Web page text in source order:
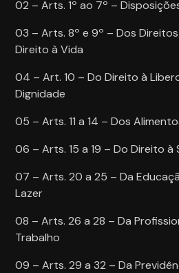
02 – Arts. 1º ao 7º –
03 – Arts. 8º e 9º – Dos
Direito à Vida
04 – Art. 10 – Do Direito à
Dignidade
05 – Arts. 11 a 14 – Dos
06 – Arts. 15 a 19 – Do Direito à
07 – Arts. 20 a 25 – Da
Lazer
08 – Arts. 26 a 28 – Da
Trabalho
09 – Arts. 29 a 32 – Da